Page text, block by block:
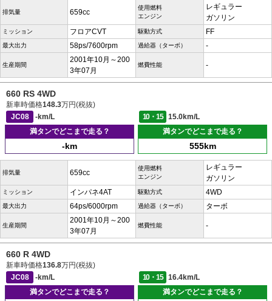
排気量 659cc
使用燃料
エンジン
レギュラー
ガソリン
ミッション フロアCVT 駆動方式 FF
最大出力 58ps/7600rpm 過給器（ターボ） -
生産期間
2001年10月～200
3年07月
燃費性能 -
660 RS 4WD
新車時価格148.3万円(税抜)
JC08
-km/L 10・15
15.0km/L
満タンでどこまで走る？
-km
満タンでどこまで走る？
555km
排気量 659cc
使用燃料
エンジン
レギュラー
ガソリン
ミッション インパネ4AT 駆動方式 4WD
最大出力 64ps/6000rpm 過給器（ターボ） ターボ
生産期間
2001年10月～200
3年07月
燃費性能 -
660 R 4WD
新車時価格136.8万円(税抜)
JC08
-km/L 10・15
16.4km/L
満タンでどこまで走る？
満タンでどこまで走る？